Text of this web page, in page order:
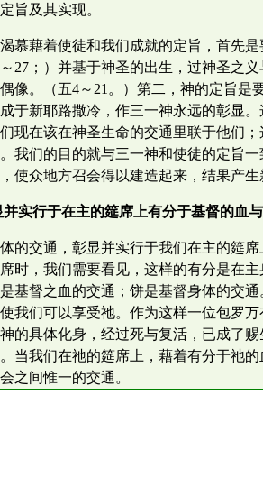
旨及其实现。
慕藉着使徒和我们成就的定旨，首先
27；）并基于神圣的出生，过神圣之
像。（五4～21。）第二，神的定旨
于新耶路撒冷，作三一神永远的彰显
现在该在神圣生命的交通里联于他们
我们的目的就与三一神和使徒的定旨
使众地方召会得以建造起来，结果产
并实行于在主的筵席上有分于基督的血
的交通，彰显并实行于我们在主的筵
时，我们需要看见，这样的有分是在
基督之血的交通；饼是基督身体的交
我们可以享受祂。作为这样一位包罗
的具体化身，经过死与复活，已成了
当我们在祂的筵席上，藉着有分于祂
之间惟一的交通。